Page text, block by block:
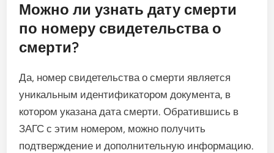
Можно ли узнать дату смерти
по номеру свидетельства о
смерти?
Да, номер свидетельства о смерти является
уникальным идентификатором документа, в
котором указана дата смерти. Обратившись в
ЗАГС с этим номером, можно получить
подтверждение и дополнительную информацию.